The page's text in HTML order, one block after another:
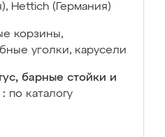
Hettich (Германия)
корзины,
уголки, карусели
барные стойки и
по каталогу